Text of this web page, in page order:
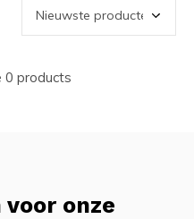
0 products
voor onze